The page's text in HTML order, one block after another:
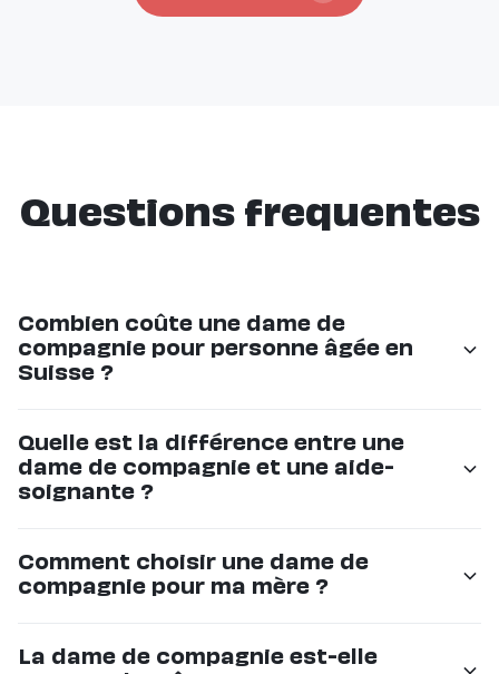
Questions frequentes
Combien coûte une dame de
compagnie pour personne âgée en
Suisse ?
dépend du nombre d'heures et de la régularité. C'est
souvent 50% moins cher que les grandes agences.
Quelle est la différence entre une
dame de compagnie et une aide-
soignante ?
non-médical : compagnie, sorties, aide au quotidien.
L'aide-soignante réalise des actes médicaux. Les deux
Comment choisir une dame de
compagnie pour ma mère ?
chaque intervenant et le présentons à votre famille. Si
La dame de compagnie est-elle